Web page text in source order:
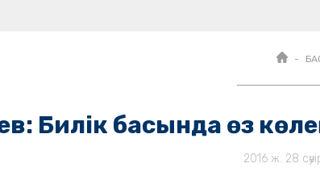
Билік басында өз
2016 ж. 28